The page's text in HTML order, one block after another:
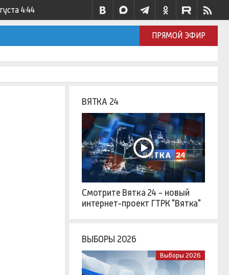
4:44
ПРЯМОЙ ЭФИР
ВЯТКА 24
Смотрите Вятка 24 - новый
интернет-проект ГТРК "Вятка"
ВЫБОРЫ 2026
Выборы 2026